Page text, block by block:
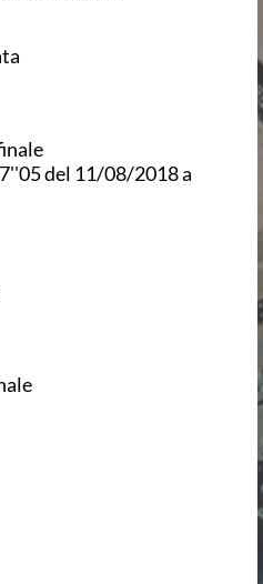
del 11/08/2018 a